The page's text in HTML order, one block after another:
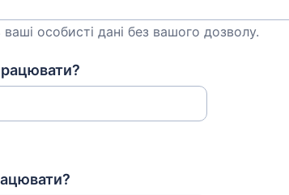
особисті дані без вашого дозволу.